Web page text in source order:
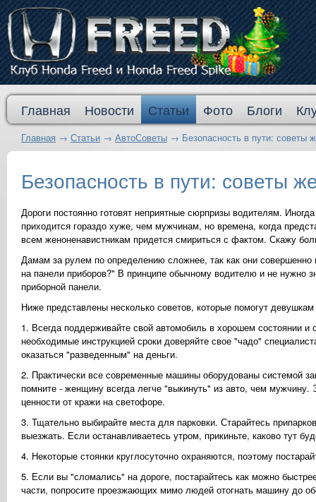
Главная Новости Статьи Фото Блоги
Главная → Статьи → АвтоСоветы → Безопасность в пути: советы
Безопасность в пути: советы
Дороги постоянно готовят неприятные сюрпризы водителям.
приходится гораздо хуже, чем мужчинам, но времена, когда
всем женоненавистникам придется смириться с фактом. Скажу
Дамам за рулем по определению сложнее, так как они совершенно
на панели приборов?" В принципе обычному водителю и не нужно
приборной панели.
Ниже представлены несколько советов, которые помогут
1. Всегда поддерживайте свой автомобиль в хорошем состоянии
необходимые инструкцией сроки доверяйте свое "чадо"
оказаться "разведенным" на деньги.
2. Практически все современные машины оборудованы системой
помните - женщину всегда легче "выкинуть" из авто, чем
ценности от кражи на светофоре.
3. Тщательно выбирайте места для парковки. Старайтесь
выезжать. Если останавливаетесь утром, прикиньте, каково тут
4. Некоторые стоянки круглосуточно охраняются, поэтому
5. Если вы "сломались" на дороге, постарайтесь как можно
части, попросите проезжающих мимо людей отогнать машину до